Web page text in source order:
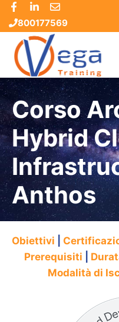
Vai
contenuto
800177569
Corso
Hybrid
Anthos
Obiettivi
Prerequisiti
Modalità di